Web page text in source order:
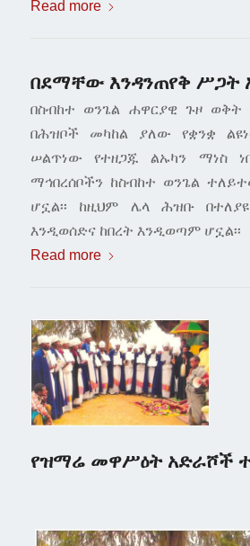
Read more
በደማቸው እንዳንጠየቅ ሥጋት
በስብከተ ወንጌል ሐዋርያዊ ጉዞ
በሕዝቦች መካከል ያለው የቋንቋ
ሠልጥነው የተዘጋጁ ልኡካን ማነስ
ማኅበረሰቦችን ከስብከተ ወንጌል
ሆኗል፡፡ ከዚህም ሌላ ሕዝቡ
እንዲወሰድና ከበረት እንዲወጣም ሆኗል፡፡
Read more
የዝማሬ መዋሥዕት አድራሾች